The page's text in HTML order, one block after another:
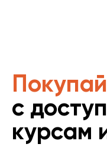
с
курсам